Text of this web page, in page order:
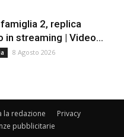
2, replica
in streaming | Video...
8 Agosto 2026
la redazione
Privacy
pubblicitarie